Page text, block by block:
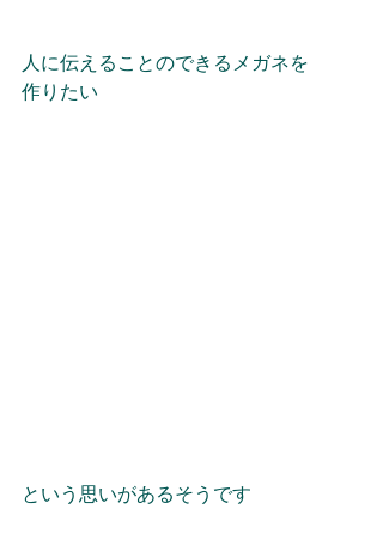
人に伝えることのできるメガネを
作りたい
という思いがあるそうです